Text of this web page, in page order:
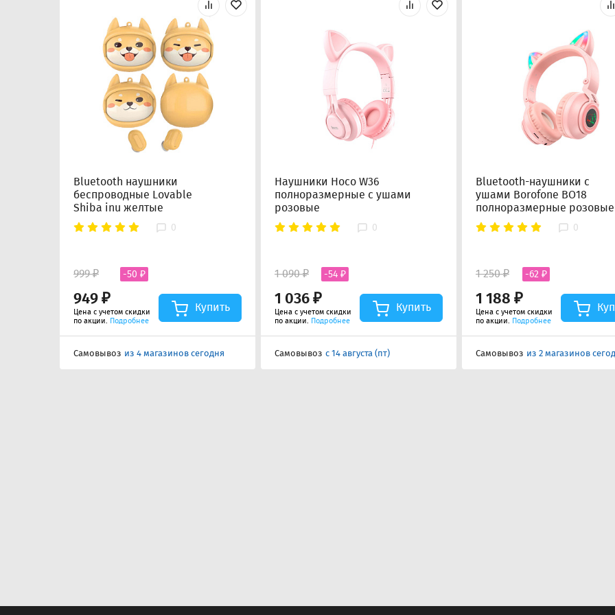
Bluetooth наушники
беспроводные Lovable
Shiba inu желтые
0
949 ₽
999 ₽ -50 ₽
Цена с учетом скидки
по акции. Подробнее
Купить
Самовывоз из 4 магазинов сегодня
Наушники Hoco W36
полноразмерные с ушами
розовые
0
1 036 ₽
1 090 ₽ -54 ₽
Цена с учетом скидки
по акции. Подробнее
Купить
Самовывоз с 14 августа (пт)
Bluetooth-наушники с
ушами Borofone BO18
полноразмерные розовые
0
1 188 ₽
1 250 ₽ -62 ₽
Цена с учетом скидки
по акции. Подробнее
Самовывоз из 2 магазинов